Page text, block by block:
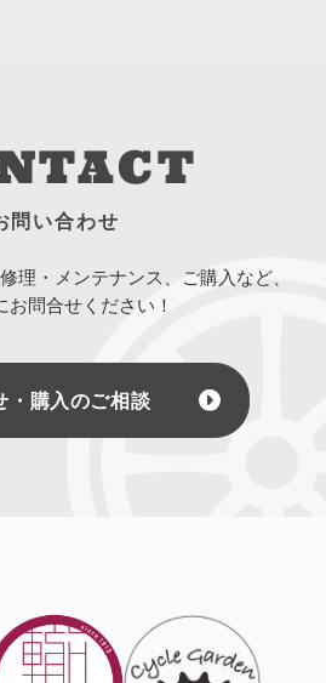
問い合わせ
理・メンテナンス、ご購入など、
お問合せください！
・購入のご相談